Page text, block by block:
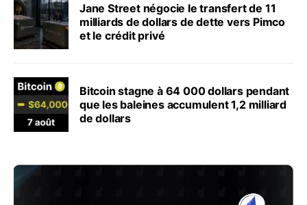
Jane Street négocie le transfert de 11
milliards de dollars de dette vers Pimco
et le crédit privé
Bitcoin stagne à 64 000 dollars pendant
que les baleines accumulent 1,2 milliard
de dollars